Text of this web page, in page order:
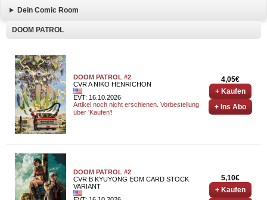
Dein Comic Room
DOOM PATROL
DOOM PATROL #2
CVR A NIKO HENRICHON
EVT: 16.10.2026
Artikel noch nicht erschienen. Vorbestellung
über 'Kaufen'!
4,05€
+ Kaufen
+ Ins Abo
DOOM PATROL #2
CVR B KYUYONG EOM CARD STOCK
VARIANT
5,10€
+ Kaufen